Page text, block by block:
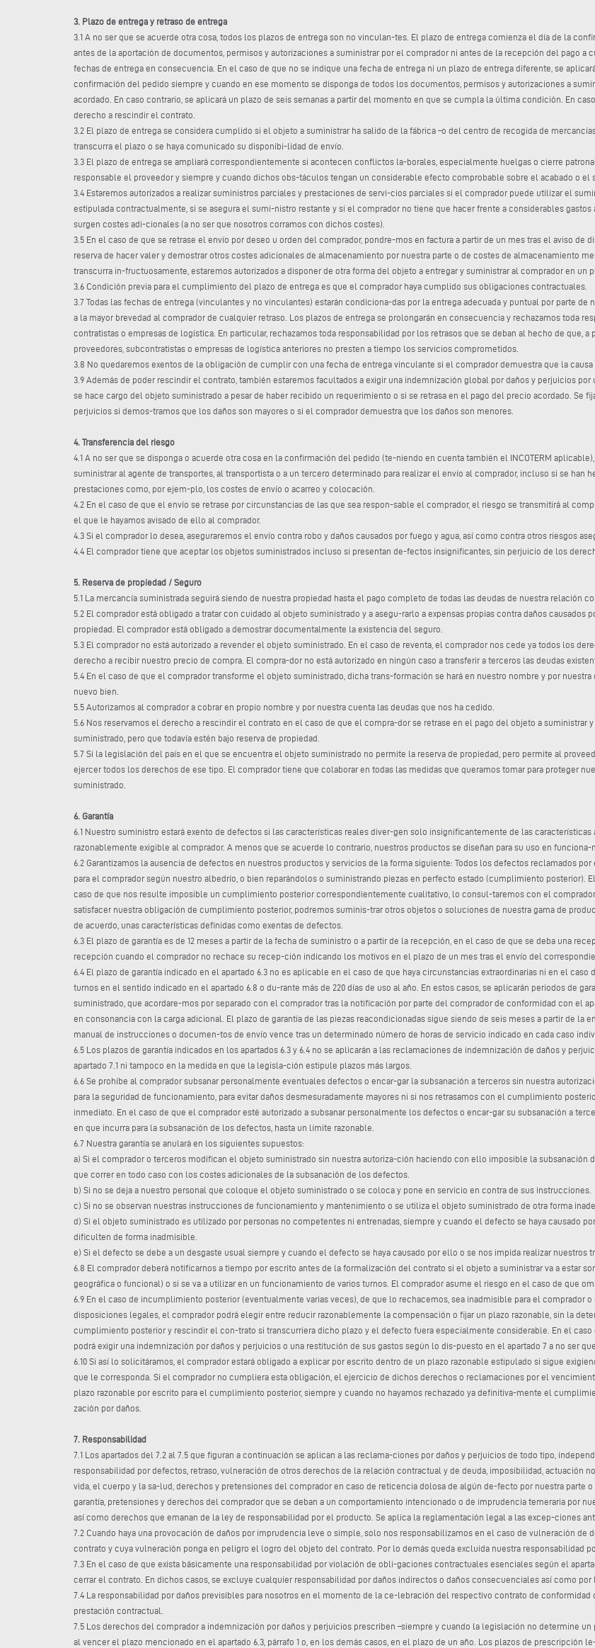
3. Plazo de entrega y retraso de entrega
3.1 A no ser que se acuerde otra cosa, todos los plazos de entrega son no vinculan-tes. El plazo de entrega comienza el día de la
antes de la aportación de documentos, permisos y autorizaciones a suministrar por el comprador ni antes de la recepción del pago a
fechas de entrega en consecuencia. En el caso de que no se indique una fecha de entrega ni un plazo de entrega diferente, se
confirmación del pedido siempre y cuando en ese momento se disponga de todos los documentos, permisos y autorizaciones a
acordado. En caso contrario, se aplicará un plazo de seis semanas a partir del momento en que se cumpla la última condición. En
derecho a rescindir el contrato.
3.2 El plazo de entrega se considera cumplido si el objeto a suministrar ha salido de la fábrica –o del centro de recogida de
transcurra el plazo o se haya comunicado su disponibi-lidad de envío.
3.3 El plazo de entrega se ampliará correspondientemente si acontecen conflictos la-borales, especialmente huelgas o cierre
responsable el proveedor y siempre y cuando dichos obs-táculos tengan un considerable efecto comprobable sobre el acabado o el
3.4 Estaremos autorizados a realizar suministros parciales y prestaciones de servi-cios parciales si el comprador puede utilizar el
estipulada contractualmente, si se asegura el sumi-nistro restante y si el comprador no tiene que hacer frente a considerables
surgen costes adi-cionales (a no ser que nosotros corramos con dichos costes).
3.5 En el caso de que se retrase el envío por deseo u orden del comprador, pondre-mos en factura a partir de un mes tras el aviso
reserva de hacer valer y demostrar otros costes adicionales de almacenamiento por nuestra parte o de costes de almacenamiento
transcurra in-fructuosamente, estaremos autorizados a disponer de otra forma del objeto a entregar y suministrar al comprador en un
3.6 Condición previa para el cumplimiento del plazo de entrega es que el comprador haya cumplido sus obligaciones contractuales.
3.7 Todas las fechas de entrega (vinculantes y no vinculantes) estarán condiciona-das por la entrega adecuada y puntual por parte
a la mayor brevedad al comprador de cualquier retraso. Los plazos de entrega se prolongarán en consecuencia y rechazamos toda
contratistas o empresas de logística. En particular, rechazamos toda responsabilidad por los retrasos que se deban al hecho de que,
proveedores, subcontratistas o empresas de logística anteriores no presten a tiempo los servicios comprometidos.
3.8 No quedaremos exentos de la obligación de cumplir con una fecha de entrega vinculante si el comprador demuestra que la
3.9 Además de poder rescindir el contrato, también estaremos facultados a exigir una indemnización global por daños y perjuicios
se hace cargo del objeto suministrado a pesar de haber recibido un requerimiento o si se retrasa en el pago del precio acordado. Se
perjuicios si demos-tramos que los daños son mayores o si el comprador demuestra que los daños son menores.
4. Transferencia del riesgo
4.1 A no ser que se disponga o acuerde otra cosa en la confirmación del pedido (te-niendo en cuenta también el INCOTERM
suministrar al agente de transportes, al transportista o a un tercero determinado para realizar el envío al comprador, incluso si se han
prestaciones como, por ejem-plo, los costes de envío o acarreo y colocación.
4.2 En el caso de que el envío se retrase por circunstancias de las que sea respon-sable el comprador, el riesgo se transmitirá al
el que le hayamos avisado de ello al comprador.
4.3 Si el comprador lo desea, aseguraremos el envío contra robo y daños causados por fuego y agua, así como contra otros riesgos
4.4 El comprador tiene que aceptar los objetos suministrados incluso si presentan de-fectos insignificantes, sin perjuicio de los
5. Reserva de propiedad / Seguro
5.1 La mercancía suministrada seguirá siendo de nuestra propiedad hasta el pago completo de todas las deudas de nuestra relación
5.2 El comprador está obligado a tratar con cuidado al objeto suministrado y a asegu-rarlo a expensas propias contra daños causados
propiedad. El comprador está obligado a demostrar documentalmente la existencia del seguro.
5.3 El comprador no está autorizado a revender el objeto suministrado. En el caso de reventa, el comprador nos cede ya todos los
derecho a recibir nuestro precio de compra. El compra-dor no está autorizado en ningún caso a transferir a terceros las deudas
5.4 En el caso de que el comprador transforme el objeto suministrado, dicha trans-formación se hará en nuestro nombre y por
nuevo bien.
5.5 Autorizamos al comprador a cobrar en propio nombre y por nuestra cuenta las deudas que nos ha cedido.
5.6 Nos reservamos el derecho a rescindir el contrato en el caso de que el compra-dor se retrase en el pago del objeto a suministrar
suministrado, pero que todavía estén bajo reserva de propiedad.
5.7 Si la legislación del país en el que se encuentra el objeto suministrado no permite la reserva de propiedad, pero permite al
ejercer todos los derechos de ese tipo. El comprador tiene que colaborar en todas las medidas que queramos tomar para proteger
suministrado.
6. Garantía
6.1 Nuestro suministro estará exento de defectos si las características reales diver-gen solo insignificantemente de las
razonablemente exigible al comprador. A menos que se acuerde lo contrario, nuestros productos se diseñan para su uso en
6.2 Garantizamos la ausencia de defectos en nuestros productos y servicios de la forma siguiente: Todos los defectos reclamados
para el comprador según nuestro albedrío, o bien reparándolos o suministrando piezas en perfecto estado (cumplimiento posterior).
caso de que nos resulte imposible un cumplimiento posterior correspondientemente cualitativo, lo consul-taremos con el
satisfacer nuestra obligación de cumplimiento posterior, podremos suminis-trar otros objetos o soluciones de nuestra gama de
de acuerdo, unas características definidas como exentas de defectos.
6.3 El plazo de garantía es de 12 meses a partir de la fecha de suministro o a partir de la recepción, en el caso de que se deba una
recepción cuando el comprador no rechace su recep-ción indicando los motivos en el plazo de un mes tras el envío del
6.4 El plazo de garantía indicado en el apartado 6.3 no es aplicable en el caso de que haya circunstancias extraordinarias ni en el
turnos en el sentido indicado en el apartado 6.8 o du-rante más de 220 días de uso al año. En estos casos, se aplicarán periodos de
suministrado, que acordare-mos por separado con el comprador tras la notificación por parte del comprador de conformidad con el
en consonancia con la carga adicional. El plazo de garantía de las piezas reacondicionadas sigue siendo de seis meses a partir de la
manual de instrucciones o documen-tos de envío vence tras un determinado número de horas de servicio indicado en cada caso
6.5 Los plazos de garantía indicados en los apartados 6.3 y 6.4 no se aplicarán a las reclamaciones de indemnización de daños y
apartado 7.1 ni tampoco en la medida en que la legisla-ción estipule plazos más largos.
6.6 Se prohíbe al comprador subsanar personalmente eventuales defectos o encar-gar la subsanación a terceros sin nuestra
para la seguridad de funcionamiento, para evitar daños desmesuradamente mayores ni si nos retrasamos con el cumplimiento
inmediato. En el caso de que el comprador esté autorizado a subsanar personalmente los defectos o encar-gar su subsanación a
en que incurra para la subsanación de los defectos, hasta un límite razonable.
6.7 Nuestra garantía se anulará en los siguientes supuestos:
a) Si el comprador o terceros modifican el objeto suministrado sin nuestra autoriza-ción haciendo con ello imposible la
que correr en todo caso con los costes adicionales de la subsanación de los defectos.
b) Si no se deja a nuestro personal que coloque el objeto suministrado o se coloca y pone en servicio en contra de sus instrucciones.
c) Si no se observan nuestras instrucciones de funcionamiento y mantenimiento o se utiliza el objeto suministrado de otra forma
d) Si el objeto suministrado es utilizado por personas no competentes ni entrenadas, siempre y cuando el defecto se haya causado
dificulten de forma inadmisible.
e) Si el defecto se debe a un desgaste usual siempre y cuando el defecto se haya causado por ello o se nos impida realizar nuestros
6.8 El comprador deberá notificarnos a tiempo por escrito antes de la formalización del contrato si el objeto a suministrar va a estar
geográfica o funcional) o si se va a utilizar en un funcionamiento de varios turnos. El comprador asume el riesgo en el caso de que
6.9 En el caso de incumplimiento posterior (eventualmente varias veces), de que lo rechacemos, sea inadmisible para el comprador
disposiciones legales, el comprador podrá elegir entre reducir razonablemente la compensación o fijar un plazo razonable, sin la
cumplimiento posterior y rescindir el con-trato si transcurriera dicho plazo y el defecto fuera especialmente considerable. En el
podrá exigir una indemnización por daños y perjuicios o una restitución de sus gastos según lo dis-puesto en el apartado 7 a no ser
6.10 Si así lo solicitáramos, el comprador estará obligado a explicar por escrito dentro de un plazo razonable estipulado si sigue
que le corresponda. Si el comprador no cumpliera esta obligación, el ejercicio de dichos derechos o reclamaciones por el
plazo razonable por escrito para el cumplimiento posterior, siempre y cuando no hayamos rechazado ya definitiva-mente el
zación por daños.
7. Responsabilidad
7.1 Los apartados del 7.2 al 7.5 que figuran a continuación se aplican a las reclama-ciones por daños y perjuicios de todo tipo,
responsabilidad por defectos, retraso, vulneración de otros derechos de la relación contractual y de deuda, imposibilidad, actuación
vida, el cuerpo y la sa-lud, derechos y pretensiones del comprador en caso de reticencia dolosa de algún de-fecto por nuestra parte
garantía, pretensiones y derechos del comprador que se deban a un comportamiento intencionado o de imprudencia temeraria por
así como derechos que emanan de la ley de responsabilidad por el producto. Se aplica la reglamentación legal a las excep-ciones
7.2 Cuando haya una provocación de daños por imprudencia leve o simple, solo nos responsabilizamos en el caso de vulneración
contrato y cuya vulneración ponga en peligro el logro del objeto del contrato. Por lo demás queda excluida nuestra responsabilidad
7.3 En el caso de que exista básicamente una responsabilidad por violación de obli-gaciones contractuales esenciales según el
cerrar el contrato. En dichos casos, se excluye cualquier responsabilidad por daños indirectos o daños consecuenciales así como por
7.4 La responsabilidad por daños previsibles para nosotros en el momento de la ce-lebración del respectivo contrato de
prestación contractual.
7.5 Los derechos del comprador a indemnización por daños y perjuicios prescriben –siempre y cuando la legislación no determine un
al vencer el plazo mencionado en el apartado 6.3, párrafo 1 o, en los demás casos, en el plazo de un año. Los plazos de prescripción